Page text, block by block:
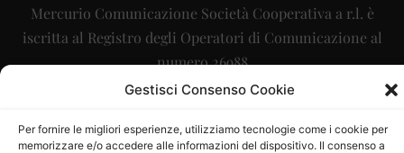
Gestisci Consenso Cookie
Per fornire le migliori esperienze, utilizziamo tecnologie come i cookie per
memorizzare e/o accedere alle informazioni del dispositivo. Il consenso a
Mercurio Comunicazione Società Cooperativa a r.l. è
iscritta al Registro degli Operatori di Comunicazione al
numero 26988
Sito gestito daLa Digitale srl– info@ladigitale.it